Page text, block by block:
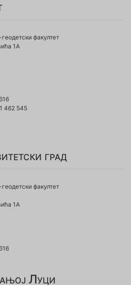
факултет
1A
462 545
град
факултет
1A
Луци